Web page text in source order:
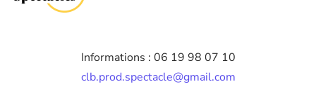
Informations : 06 19 98 07 10
clb.prod.spectacle@gmail.com